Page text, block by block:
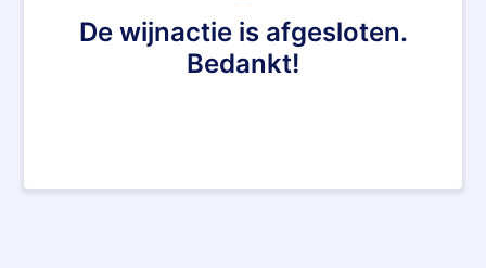
De wijnactie is afgesloten.
Bedankt!